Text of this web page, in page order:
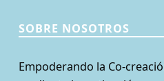
SOBRE NOSOTROS
Empoderando la Co-